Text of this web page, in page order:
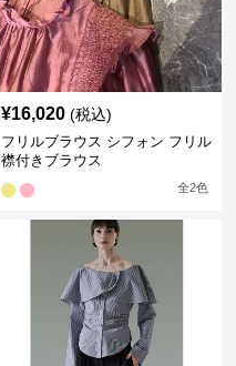
¥16,020 (税込)
フリルブラウス シフォン フリル
襟付きブラウス
全2色